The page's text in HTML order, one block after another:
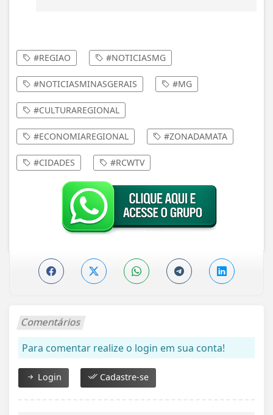
#REGIAO #NOTICIASMG
#NOTICIASMINASGERAIS #MG
#CULTURAREGIONAL
#ECONOMIAREGIONAL #ZONADAMATA
#CIDADES #RCWTV
Comentários
Para comentar realize o login em sua conta!
Login Cadastre-se